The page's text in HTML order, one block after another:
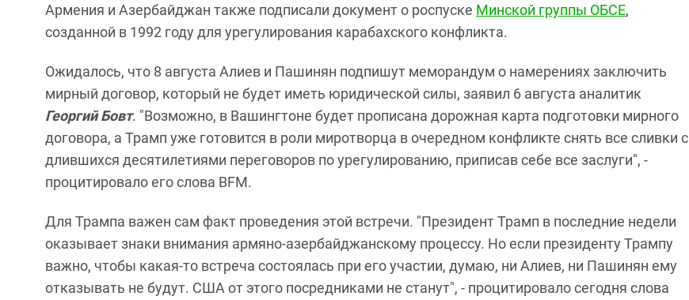
Армения и Азербайджан также подписали документ о роспуске Минской группы ОБСЕ,
созданной в 1992 году для урегулирования карабахского конфликта.
Ожидалось, что 8 августа Алиев и Пашинян подпишут меморандум о намерениях заключить
мирный договор, который не будет иметь юридической силы, заявил 6 августа аналитик
Георгий Бовт. "Возможно, в Вашингтоне будет прописана дорожная карта подготовки мирного
договора, а Трамп уже готовится в роли миротворца в очередном конфликте снять все сливки с
длившихся десятилетиями переговоров по урегулированию, приписав себе все заслуги", -
процитировало его слова BFM.
Для Трампа важен сам факт проведения этой встречи. "Президент Трамп в последние недели
оказывает знаки внимания армяно-азербайджанскому процессу. Но если президенту Трампу
важно, чтобы какая-то встреча состоялась при его участии, думаю, ни Алиев, ни Пашинян ему
отказывать не будут. США от этого посредниками не станут", - процитировало сегодня слова